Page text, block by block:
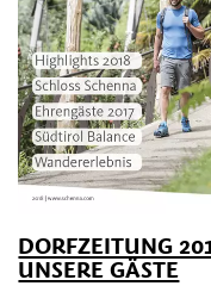
DORFZEITUNG
UNSERE GÄSTE